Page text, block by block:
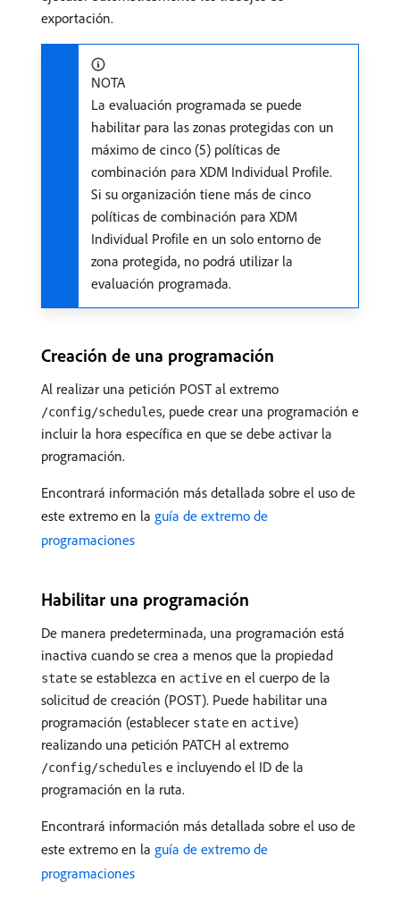
exportación.
NOTA
La evaluación programada se puede
habilitar para las zonas protegidas con un
máximo de cinco (5) políticas de
combinación para XDM Individual Profile.
Si su organización tiene más de cinco
políticas de combinación para XDM
Individual Profile en un solo entorno de
zona protegida, no podrá utilizar la
evaluación programada.
Creación de una programación
Al realizar una petición POST al extremo
/config/schedules, puede crear una programación e
incluir la hora específica en que se debe activar la
programación.
Encontrará información más detallada sobre el uso de
este extremo en la guía de extremo de
programaciones
Habilitar una programación
De manera predeterminada, una programación está
inactiva cuando se crea a menos que la propiedad
state se establezca en active en el cuerpo de la
solicitud de creación (POST). Puede habilitar una
programación (establecer state en active)
realizando una petición PATCH al extremo
/config/schedules e incluyendo el ID de la
programación en la ruta.
Encontrará información más detallada sobre el uso de
este extremo en la guía de extremo de
programaciones